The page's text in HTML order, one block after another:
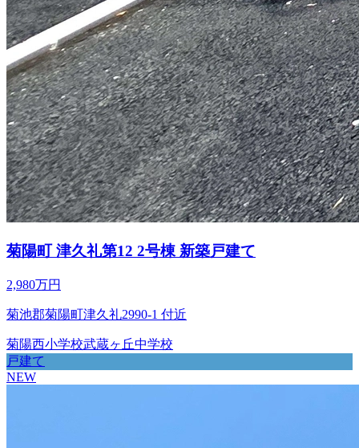
菊陽町 津久礼第12 2号棟 新築戸建て
2,980万円
菊池郡菊陽町津久礼2990-1 付近
菊陽西小学校武蔵ヶ丘中学校
戸建て
NEW